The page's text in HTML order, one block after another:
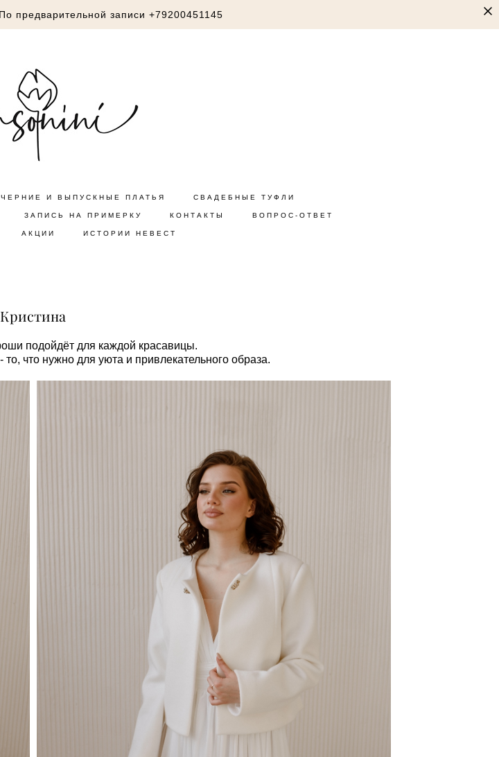
По предварительной записи +79200451145
И ВЫПУСКНЫЕ ПЛАТЬЯ СВАДЕБНЫЕ ТУФЛИ
ЗАПИСЬ НА ПРИМЕРКУ КОНТАКТЫ ВОПРОС-ОТВЕТ
АКЦИИ ИСТОРИИ НЕВЕСТ
Кристина
подойдёт для каждой красавицы.
что нужно для уюта и привлекательного образа.